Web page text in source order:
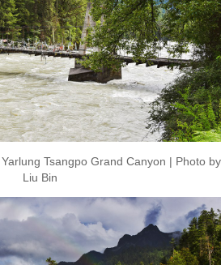
Tsangpo Grand Canyon | Photo by
Liu Bin